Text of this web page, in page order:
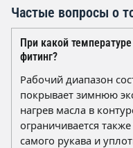
Частые вопросы о
При какой
фитинг?
Рабочий диапазон
покрывает зимнюю
нагрев масла в
ограничивается
самого рукава и